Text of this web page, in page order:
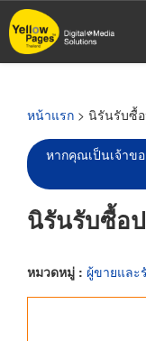
ข้าม
ไป
หน้าแรก > นิรันรับซื้
หากคุณเป็นเจ้าข
นิรันรับซื้อ
หมวดหมู่ : ผู้ขายและ